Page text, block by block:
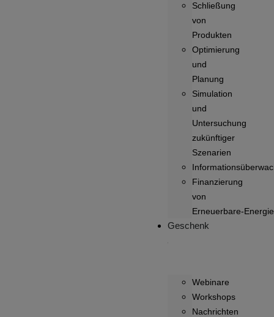
Schließung
von
Produkten
Optimierung
und
Planung
Simulation
und
Untersuchung
zukünftiger
Szenarien
Finanzierung
von
Geschenk
Webinare
Workshops
Nachrichten